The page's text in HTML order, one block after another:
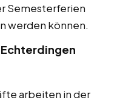
Semesterferien
werden können.
arbeiten in der